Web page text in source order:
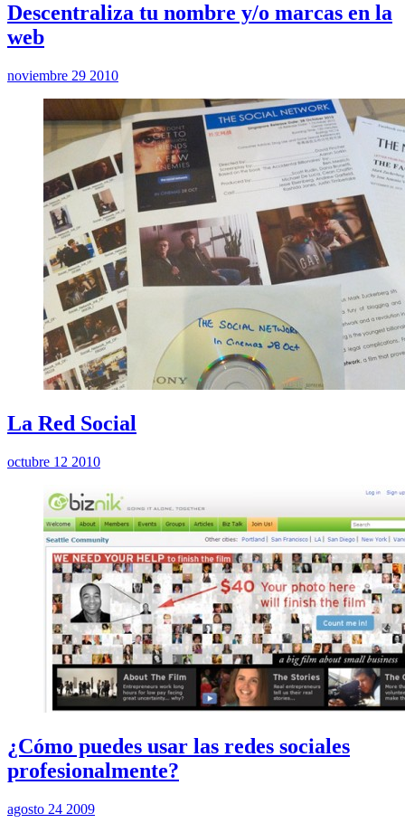
Descentraliza tu nombre y/o marcas en la
web
noviembre 29 2010
La Red Social
octubre 12 2010
¿Cómo puedes usar las redes sociales
profesionalmente?
agosto 24 2009